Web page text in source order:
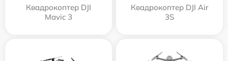
Квадрокоптер DJI
Mavic 3
Квадрокоптер DJI Air
3S